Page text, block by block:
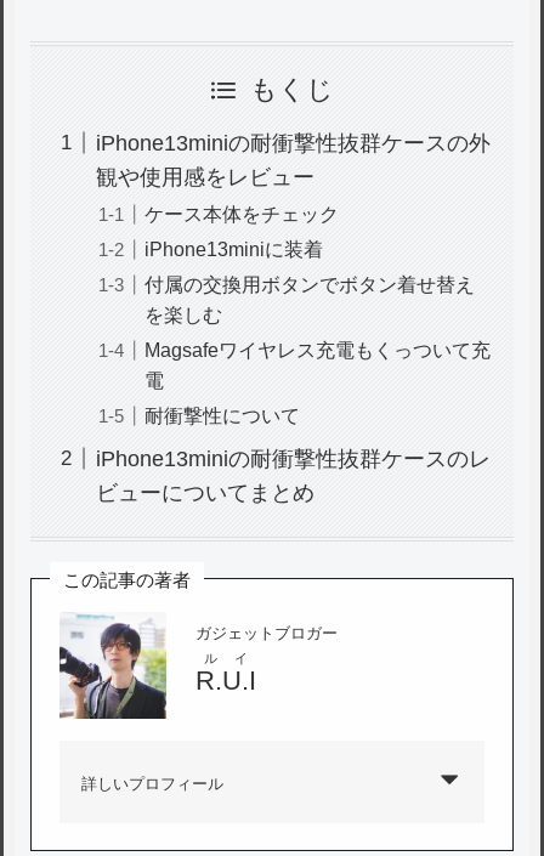
もくじ
iPhone13miniの耐衝撃性抜群ケースの外
観や使用感をレビュー
ケース本体をチェック
iPhone13miniに装着
付属の交換用ボタンでボタン着せ替え
を楽しむ
Magsafeワイヤレス充電もくっついて充
電
耐衝撃性について
iPhone13miniの耐衝撃性抜群ケースのレ
ビューについてまとめ
この記事の著者
ガジェットブロガー
R.U.I
ルイ
詳しいプロフィール